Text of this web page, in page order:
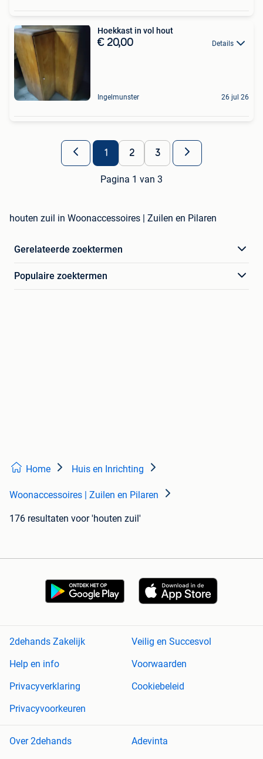
Hoekkast in vol hout
€ 20,00 Details
Ingelmunster 26 jul 26
1 2 3
Pagina 1 van 3
houten zuil in Woonaccessoires | Zuilen en Pilaren
Gerelateerde zoektermen
Populaire zoektermen
Home Huis en Inrichting
Woonaccessoires | Zuilen en Pilaren
176 resultaten voor 'houten zuil'
2dehands Zakelijk
Veilig en Succesvol
Help en info
Voorwaarden
Privacyverklaring
Cookiebeleid
Privacyvoorkeuren
Over 2dehands
Adevinta